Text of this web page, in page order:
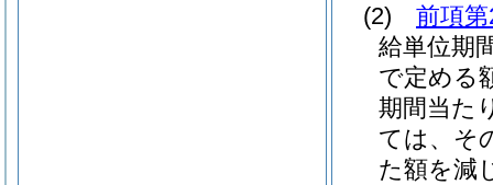
(2)
前項
給単位期
で定める
期間当た
ては、そ
た額を減